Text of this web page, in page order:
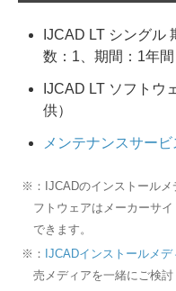
IJCAD LT シングル
数：1、期間：1年間
IJCAD LT ソフト
供）
メンテナンスサービ
※：IJCADのインストールメ
フトウェアはメーカーサ
できます。
※： IJCADインストールメデ
売メディアを一緒にご検討